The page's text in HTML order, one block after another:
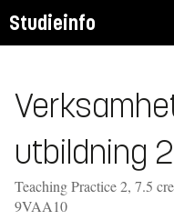
Studieinfo
utbildning
Teaching Practice 2, 7.5
9VAA10